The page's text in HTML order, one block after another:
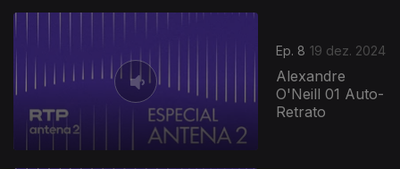
Ep. 8 19 dez. 2024
Alexandre
O'Neill 01 Auto-
Retrato